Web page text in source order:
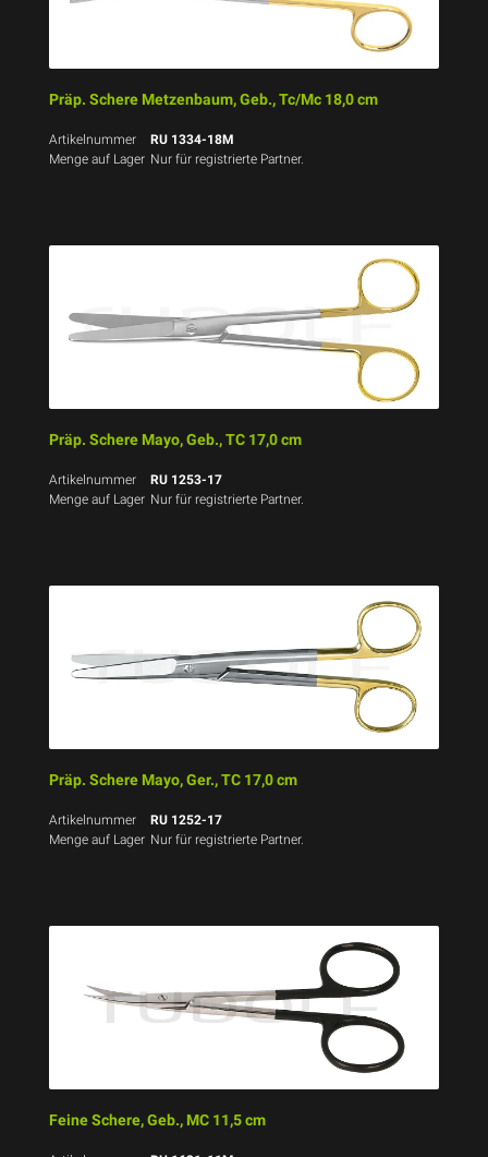
Präp. Schere Metzenbaum, Geb., Tc/Mc 18,0 cm
Artikelnummer
RU 1334-18M
Menge auf Lager Nur für registrierte Partner.
Präp. Schere Mayo, Geb., TC 17,0 cm
Artikelnummer
RU 1253-17
Menge auf Lager Nur für registrierte Partner.
Präp. Schere Mayo, Ger., TC 17,0 cm
Artikelnummer
RU 1252-17
Menge auf Lager Nur für registrierte Partner.
Feine Schere, Geb., MC 11,5 cm